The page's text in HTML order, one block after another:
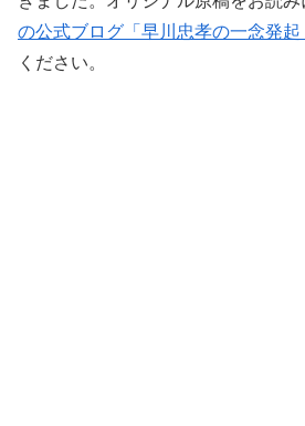
の公式ブログ「早川忠孝の一念発起
ください。